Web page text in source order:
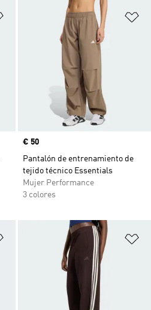
Añadir a la lista de deseos
Precio
€ 50
Pantalón de entrenamiento de
tejido técnico Essentials
Mujer Performance
3 colores
Añadir a la lista de deseos